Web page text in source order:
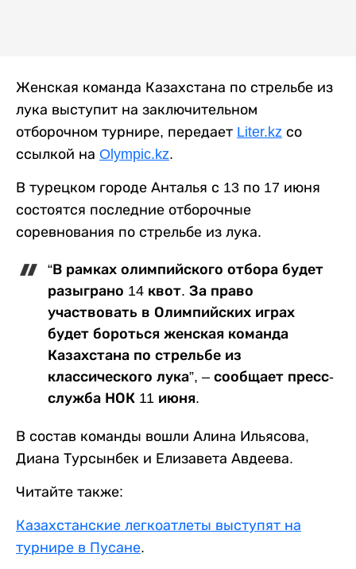
Женская команда Казахстана по стрельбе из
лука выступит на заключительном
отборочном турнире, передает Liter.kz со
ссылкой на Olympic.kz.
В турецком городе Анталья с 13 по 17 июня
состоятся последние отборочные
соревнования по стрельбе из лука.
“В рамках олимпийского отбора будет
разыграно 14 квот. За право
участвовать в Олимпийских играх
будет бороться женская команда
Казахстана по стрельбе из
классического лука”, – сообщает пресс-
служба НОК 11 июня.
В состав команды вошли Алина Ильясова,
Диана Турсынбек и Елизавета Авдеева.
Читайте также:
Казахстанские легкоатлеты выступят на
турнире в Пусане.